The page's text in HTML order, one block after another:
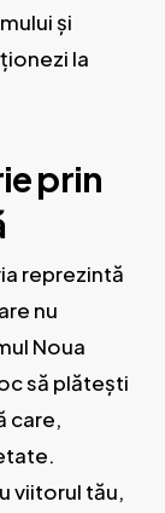
și
la
prin
reprezintă
nu
Noua
să plătești
care,
viitorul tău,